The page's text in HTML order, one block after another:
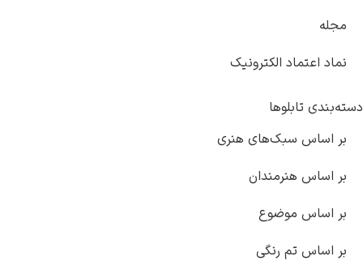
اعتماد الکترونیک
تابلوها
اساس سبک‌های هنری
اساس هنرمندان
اساس موضوع
اساس تم رنگی